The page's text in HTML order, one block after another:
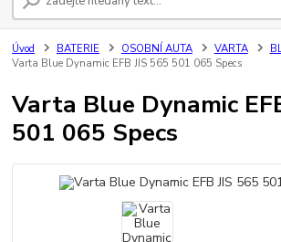
Úvod BATERIE OSOBNÍ AUTA VARTA
Varta Blue Dynamic EFB JIS 565 501 065 Specs
Varta Blue Dynamic
501 065 Specs